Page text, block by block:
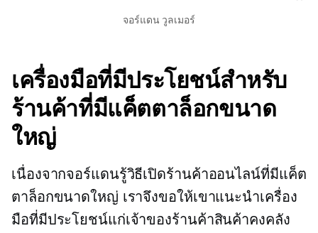
จอร์แดน วูลเมอร์
เครื่องมือที่มีประโยชน์สำหรับ
ร้านค้าที่มีแค็ตตาล็อกขนาด
ใหญ่
เนื่องจากจอร์แดนรู้วิธีเปิดร้านค้าออนไลน์ที่มีแค็ต
ตาล็อกขนาดใหญ่ เราจึงขอให้เขาแนะนำเครื่อง
มือที่มีประโยชน์แก่เจ้าของร้านค้าสินค้าคงคลัง